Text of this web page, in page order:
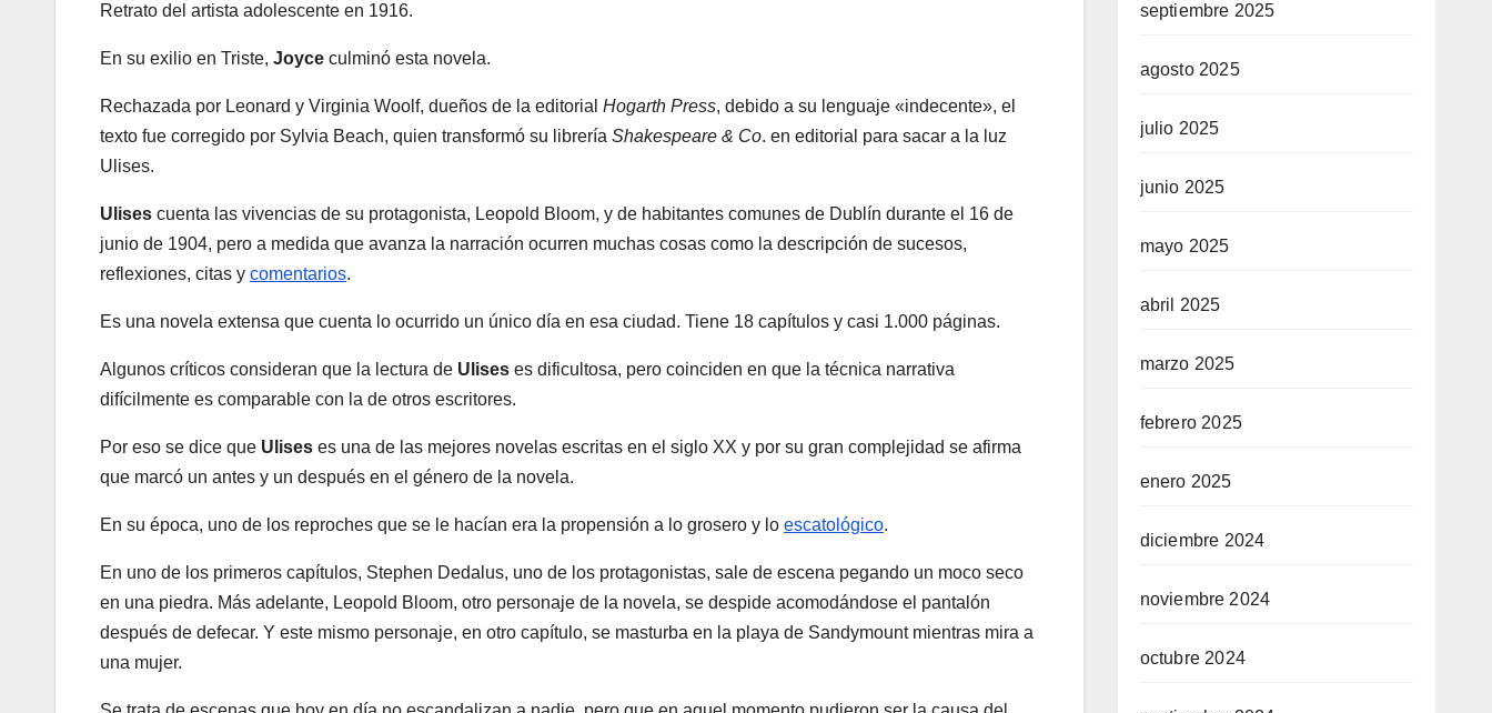
Retrato del artista adolescente en 1916.
En su exilio en Triste, Joyce culminó esta novela.
Rechazada por Leonard y Virginia Woolf, dueños de la editorial Hogarth Press, debido a su lenguaje «indecente», el
texto fue corregido por Sylvia Beach, quien transformó su librería Shakespeare & Co. en editorial para sacar a la luz
Ulises.
Ulises cuenta las vivencias de su protagonista, Leopold Bloom, y de habitantes comunes de Dublín durante el 16 de
junio de 1904, pero a medida que avanza la narración ocurren muchas cosas como la descripción de sucesos,
reflexiones, citas y comentarios.
Es una novela extensa que cuenta lo ocurrido un único día en esa ciudad. Tiene 18 capítulos y casi 1.000 páginas.
Algunos críticos consideran que la lectura de Ulises es dificultosa, pero coinciden en que la técnica narrativa
difícilmente es comparable con la de otros escritores.
Por eso se dice que Ulises es una de las mejores novelas escritas en el siglo XX y por su gran complejidad se afirma
que marcó un antes y un después en el género de la novela.
En su época, uno de los reproches que se le hacían era la propensión a lo grosero y lo escatológico.
En uno de los primeros capítulos, Stephen Dedalus, uno de los protagonistas, sale de escena pegando un moco seco
en una piedra. Más adelante, Leopold Bloom, otro personaje de la novela, se despide acomodándose el pantalón
después de defecar. Y este mismo personaje, en otro capítulo, se masturba en la playa de Sandymount mientras mira a
una mujer.
septiembre 2025
agosto 2025
julio 2025
junio 2025
mayo 2025
abril 2025
marzo 2025
febrero 2025
enero 2025
diciembre 2024
noviembre 2024
octubre 2024